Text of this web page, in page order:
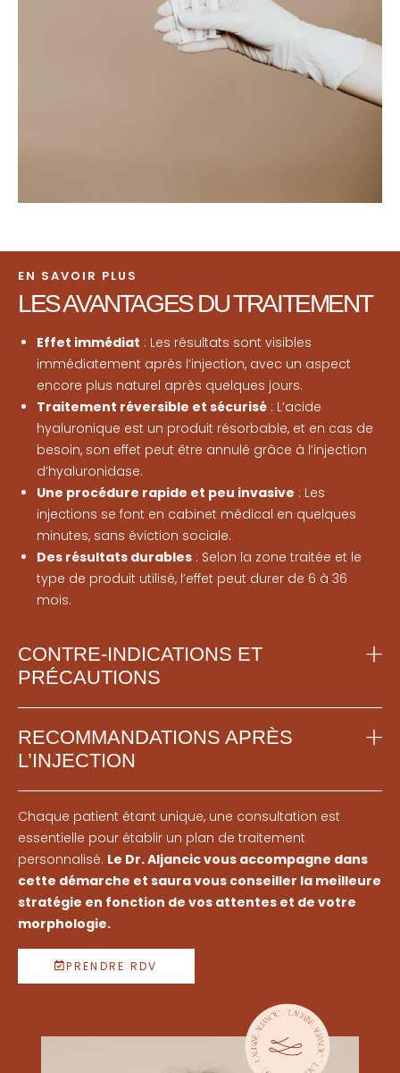
EN SAVOIR PLUS
LES AVANTAGESDU TRAITEMENT
Effet immédiat : Les résultats sont visibles
immédiatement après l’injection, avec un aspect
encore plus naturel après quelques jours.
Traitement réversible et sécurisé : L’acide
hyaluronique est un produit résorbable, et en cas de
besoin, son effet peut être annulé grâce à l’injection
d’hyaluronidase.
Une procédure rapide et peu invasive : Les
injections se font en cabinet médical en quelques
minutes, sans éviction sociale.
Des résultats durables : Selon la zone traitée et le
type de produit utilisé, l’effet peut durer de 6 à 36
mois.
CONTRE-INDICATIONS ET
PRÉCAUTIONS
RECOMMANDATIONS APRÈS
L’INJECTION
Chaque patient étant unique, une consultation est
essentielle pour établir un plan de traitement
personnalisé. Le Dr. Aljancic vous accompagne dans
cette démarche et saura vous conseiller la meilleure
stratégie en fonction de vos attentes et de votre
morphologie.
PRENDRE RDV